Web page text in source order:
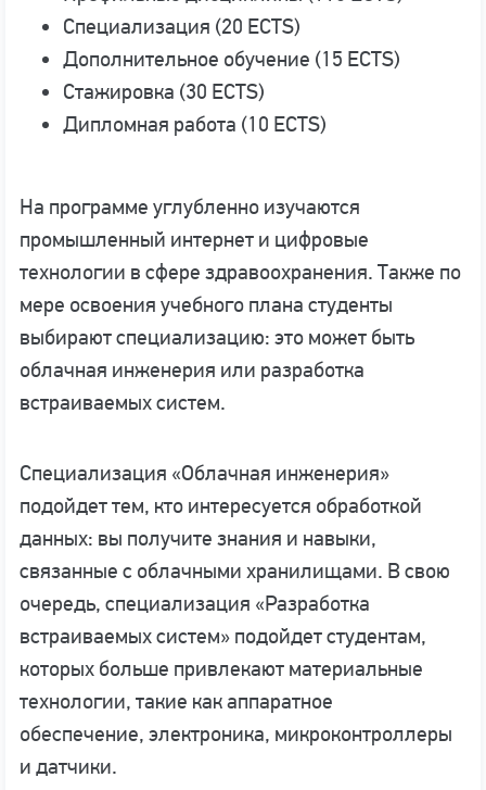
Специализация (20 ECTS)
Дополнительное обучение (15 ECTS)
Стажировка (30 ECTS)
Дипломная работа (10 ECTS)
На программе углубленно изучаются
промышленный интернет и цифровые
технологии в сфере здравоохранения. Также по
мере освоения учебного плана студенты
выбирают специализацию: это может быть
облачная инженерия или разработка
встраиваемых систем.
Специализация «Облачная инженерия»
подойдет тем, кто интересуется обработкой
данных: вы получите знания и навыки,
связанные с облачными хранилищами. В свою
очередь, специализация «Разработка
встраиваемых систем» подойдет студентам,
которых больше привлекают материальные
технологии, такие как аппаратное
обеспечение, электроника, микроконтроллеры
и датчики.